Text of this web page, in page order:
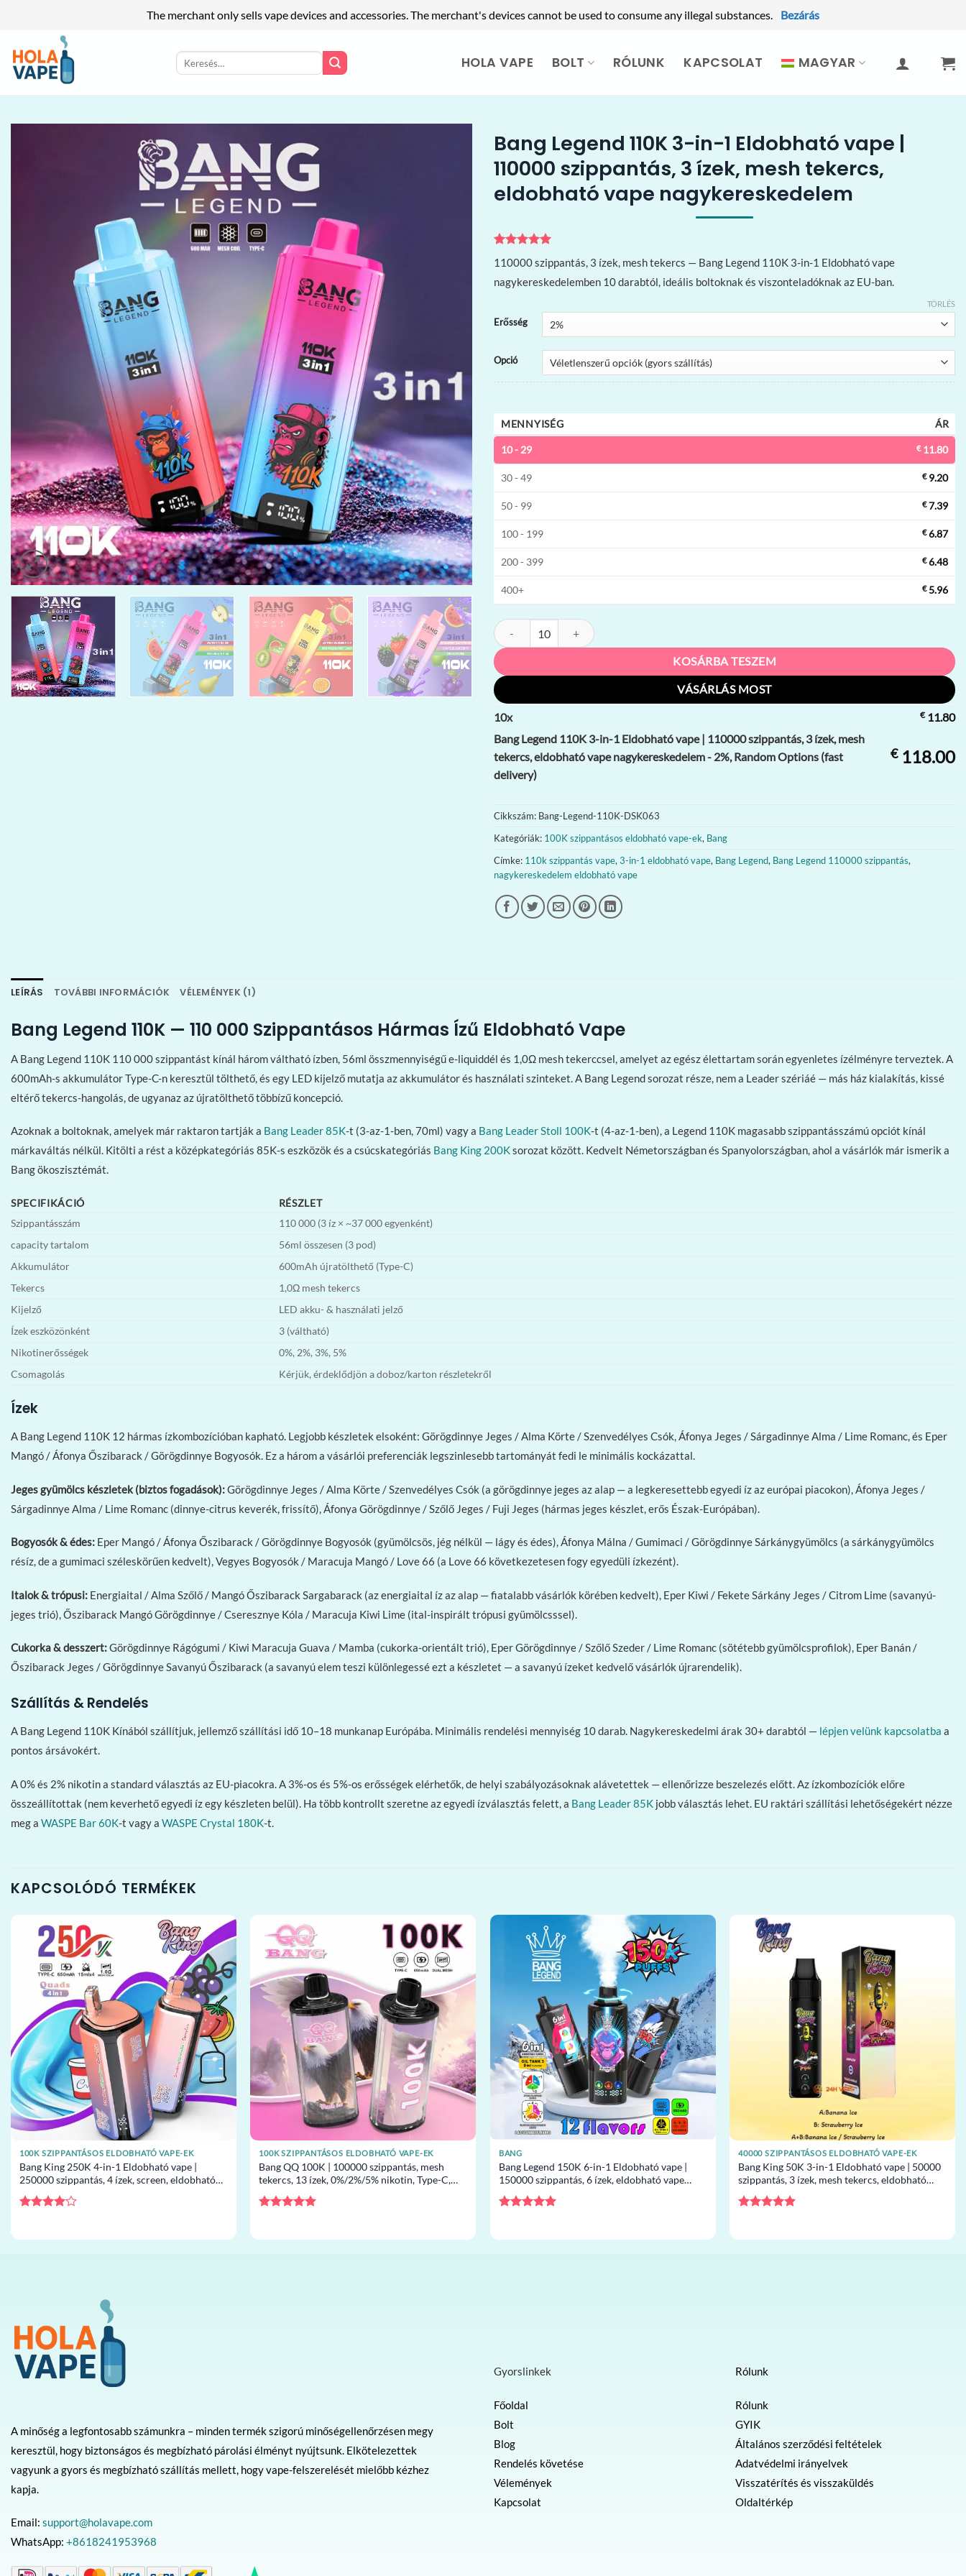
The merchant only sells vape devices and accessories. The merchant's devices cannot be used to consume any illegal substances.
Bezárás
content
Keresés
a
HOLA VAPE BOLT RÓLUNK KAPCSOLAT MAGYAR
Bang Legend 110K 3-in-1 Eldobható vape |
110000 szippantás, 3 ízek, mesh tekercs,
eldobható vape nagykereskedelem
az 5-ből,
értékelés
alapján
110000 szippantás, 3 ízek, mesh tekercs — Bang Legend 110K 3-in-1 Eldobható vape
nagykereskedelemben 10 darabtól, ideális boltoknak és viszonteladóknak az EU-ban.
Erősség
Opció
TÖRLÉS
MENNYISÉG ÁR
10 - 29 €11.80
30 - 49 €9.20
50 - 99 €7.39
100 - 199 €6.87
200 - 399 €6.48
400+ €5.96
Bang Legend 110K 3-in-1 Eldobható vape | 110000 szippantás, 3 ízek, mesh tekercs, eldobható vape
KOSÁRBA TESZEM
VÁSÁRLÁS MOST
10x €11.80
Bang Legend 110K 3-in-1 Eldobható vape | 110000 szippantás, 3 ízek, mesh
tekercs, eldobható vape nagykereskedelem - 2%, Random Options (fast
delivery)
€118.00
Cikkszám: Bang-Legend-110K-DSK063
Kategóriák: 100K szippantásos eldobható vape-ek, Bang
Címke: 110k szippantás vape, 3-in-1 eldobható vape, Bang Legend, Bang Legend 110000 szippantás,
nagykereskedelem eldobható vape
LEÍRÁS TOVÁBBI INFORMÁCIÓK VÉLEMÉNYEK (1)
Bang Legend 110K — 110 000 Szippantásos Hármas Ízű Eldobható Vape
A Bang Legend 110K 110 000 szippantást kínál három váltható ízben, 56ml összmennyiségű e-liquiddél és 1,0Ω mesh tekerccsel, amelyet az egész élettartam során egyenletes ízélményre terveztek. A
600mAh-s akkumulátor Type-C-n keresztül tölthető, és egy LED kijelző mutatja az akkumulátor és használati szinteket. A Bang Legend sorozat része, nem a Leader szériáé — más ház kialakítás, kissé
eltérő tekercs-hangolás, de ugyanaz az újratölthető többízű koncepció.
Azoknak a boltoknak, amelyek már raktaron tartják a Bang Leader 85K-t (3-az-1-ben, 70ml) vagy a Bang Leader Stoll 100K-t (4-az-1-ben), a Legend 110K magasabb szippantásszámú opciót kínál
márkaváltás nélkül. Kitölti a rést a középkategóriás 85K-s eszközök és a csúcskategóriás Bang King 200Ksorozat között. Kedvelt Németországban és Spanyolországban, ahol a vásárlók már ismerik a
Bang ökoszisztémát.
SPECIFIKÁCIÓ
RÉSZLET
Szippantásszám
110 000 (3 íz × ~37 000 egyenként)
capacity tartalom
56ml összesen (3 pod)
Akkumulátor
600mAh újratölthető (Type-C)
Tekercs
1,0Ω mesh tekercs
Kijelző
LED akku- & használati jelző
Ízek eszközönként
3 (váltható)
Nikotinerősségek
0%, 2%, 3%, 5%
Csomagolás
Kérjük, érdeklődjön a doboz/karton részletekről
Ízek
A Bang Legend 110K 12 hármas ízkombozícióban kapható. Legjobb készletek elsoként: Görögdinnye Jeges / Alma Körte / Szenvedélyes Csók, Áfonya Jeges / Sárgadinnye Alma / Lime Romanc, és Eper
Mangó / Áfonya Őszibarack / Görögdinnye Bogyosók. Ez a három a vásárlói preferenciák legszinlesebb tartományát fedi le minimális kockázattal.
Jeges gyümölcs készletek (biztos fogadások):Görögdinnye Jeges / Alma Körte / Szenvedélyes Csók (a görögdinnye jeges az alap — a legkeresettebb egyedi íz az európai piacokon), Áfonya Jeges /
Sárgadinnye Alma / Lime Romanc (dinnye-citrus keverék, frissítő), Áfonya Görögdinnye / Szőlő Jeges / Fuji Jeges (hármas jeges készlet, erős Észak-Európában).
Bogyosók & édes: Eper Mangó / Áfonya Őszibarack / Görögdinnye Bogyosók (gyümölcsös, jég nélkül — lágy és édes), Áfonya Málna / Gumimaci / Görögdinnye Sárkánygyümölcs (a sárkánygyümölcs
résíz, de a gumimaci széleskörűen kedvelt), Vegyes Bogyosók / Maracuja Mangó / Love 66 (a Love 66 következetesen fogy egyedüli ízkezént).
Italok & trópusi: Energiaital / Alma Szőlő / Mangó Őszibarack Sargabarack (az energiaital íz az alap — fiatalabb vásárlók körében kedvelt), Eper Kiwi / Fekete Sárkány Jeges / Citrom Lime (savanyú-
jeges trió), Őszibarack Mangó Görögdinnye / Cseresznye Kóla / Maracuja Kiwi Lime (ital-inspirált trópusi gyümölcsssel).
Cukorka & desszert:Görögdinnye Rágógumi / Kiwi Maracuja Guava / Mamba (cukorka-orientált trió), Eper Görögdinnye / Szőlő Szeder / Lime Romanc (sötétebb gyümölcsprofilok), Eper Banán /
Őszibarack Jeges / Görögdinnye Savanyú Őszibarack (a savanyú elem teszi különlegessé ezt a készletet — a savanyú ízeket kedvelő vásárlók újrarendelik).
Szállítás & Rendelés
A Bang Legend 110K Kínából szállítjuk, jellemző szállítási idő 10–18 munkanap Európába. Minimális rendelési mennyiség 10 darab. Nagykereskedelmi árak 30+ darabtól — lépjen velünk kapcsolatba a
pontos ársávokért.
A 0% és 2% nikotin a standard választás az EU-piacokra. A 3%-os és 5%-os erősségek elérhetők, de helyi szabályozásoknak alávetettek — ellenőrizze beszelezés előtt. Az ízkombozíciók előre
összeállítottak (nem keverhető egyedi íz egy készleten belül). Ha több kontrollt szeretne az egyedi ízválasztás felett, a Bang Leader 85K jobb választás lehet. EU raktári szállítási lehetőségekért nézze
meg a WASPE Bar 60K-t vagy a WASPE Crystal 180K-t.
KAPCSOLÓDÓ TERMÉKEK
100K SZIPPANTÁSOS ELDOBHATÓ VAPE-EK
Bang King 250K 4-in-1 Eldobható vape |
250000 szippantás, 4 ízek, screen, eldobható
vape nagykereskedelem
100K SZIPPANTÁSOS ELDOBHATÓ VAPE-EK
Bang QQ 100K | 100000 szippantás, mesh
tekercs, 13 ízek, 0%/2%/5% nikotin, Type-C,
eldobható vape nagykereskedelem
BANG
Bang Legend 150K 6-in-1 Eldobható vape |
150000 szippantás, 6 ízek, eldobható vape
nagykereskedelem
40000 SZIPPANTÁSOS ELDOBHATÓ VAPE-EK
Bang King 50K 3-in-1 Eldobható vape | 50000
szippantás, 3 ízek, mesh tekercs, eldobható
vape nagykereskedelem
A minőség a legfontosabb számunkra – minden termék szigorú minőségellenőrzésen megy
keresztül, hogy biztonságos és megbízható párolási élményt nyújtsunk. Elkötelezettek
vagyunk a gyors és megbízható szállítás mellett, hogy vape-felszerelését mielőbb kézhez
kapja.
Email: support@holavape.com
WhatsApp: +8618241953968
Gyorslinkek
Főoldal
Bolt
Blog
Rendelés követése
Vélemények
Kapcsolat
Rólunk
Rólunk
GYIK
Általános szerződési feltételek
Adatvédelmi irányelvek
Visszatérítés és visszaküldés
Oldaltérkép